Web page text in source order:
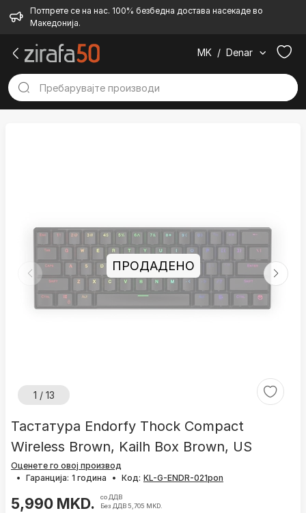
Потпрете се на нас. 100% безбедна достава насекаде во
Македонија.
MK / Denar
1 / 13
ПРОДАДЕНО
Тастатура Endorfy Thock Compact
Wireless Brown, Kailh Box Brown, US
Оценете го овој производ
• Гаранција: 1 година • Код:
5,990 MKD.
со ДДВ
Без ДДВ 5,705 MKD.